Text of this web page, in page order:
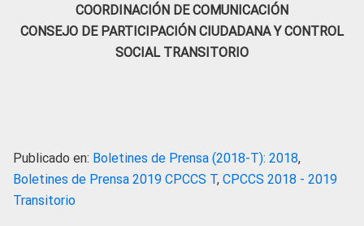
COORDINACIÓN DE COMUNICACIÓN
CONSEJO DE PARTICIPACIÓN CIUDADANA Y CONTROL
SOCIAL TRANSITORIO
Publicado en: Boletines de Prensa (2018-T): 2018,
Boletines de Prensa 2019 CPCCS T, CPCCS 2018 - 2019
Transitorio